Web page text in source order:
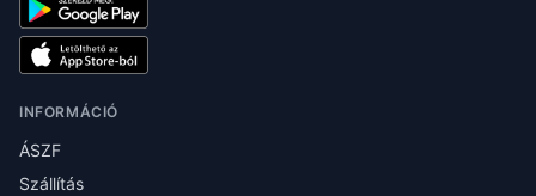
INFORMÁCIÓ
ÁSZF
Szállítás